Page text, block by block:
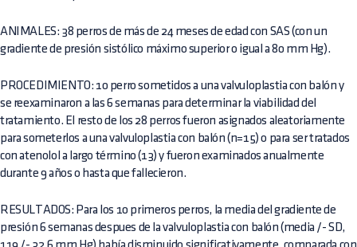
ANIMALES: 38 perros de más de 24 meses de edad con SAS (con un
gradiente de presión sistólico máximo superior o igual a 80 mm Hg).
PROCEDIMIENTO: 10 perro sometidos a una valvuloplastia con balón y
se reexaminaron a las 6 semanas para determinar la viabilidad del
tratamiento. El resto de los 28 perros fueron asignados aleatoriamente
para someterlos a una valvuloplastia con balón (n=15) o para ser tratados
con atenolol a largo término (13) y fueron examinados anualmente
durante 9 años o hasta que fallecieron.
RESULTADOS: Para los 10 primeros perros, la media del gradiente de
presión 6 semanas despues de la valvuloplastia con balón (media /- SD,